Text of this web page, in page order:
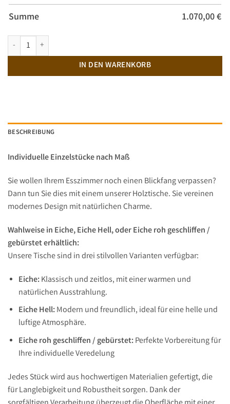
Summe 1.070,00€
Massivholztisch Eiche "X-Gestell" Menge
IN DEN WARENKORB
BESCHREIBUNG
Individuelle Einzelstücke nach Maß
Sie wollen Ihrem Esszimmer noch einen Blickfang verpassen?
Dann tun Sie dies mit einem unserer Holztische. Sie vereinen
modernes Design mit natürlichen Charme.
Wahlweise in Eiche, Eiche Hell, oder Eiche roh geschliffen /
gebürstet erhältlich:
Unsere Tische sind in drei stilvollen Varianten verfügbar:
Eiche:Klassisch und zeitlos, mit einer warmen und
natürlichen Ausstrahlung.
Eiche Hell:Modern und freundlich, ideal für eine helle und
luftige Atmosphäre.
Eiche roh geschliffen / gebürstet:Perfekte Vorbereitung für
Ihre individuelle Veredelung
Jedes Stück wird aus hochwertigen Materialien gefertigt, die
für Langlebigkeit und Robustheit sorgen. Dank der